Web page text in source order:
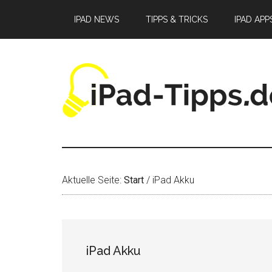
springen
springen
springen
IPAD NEWS TIPPS & TRICKS IPAD
Aktuelle Seite: Start / iPad Akku
iPad Akku